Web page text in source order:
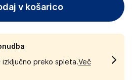
v košarico
izključno preko spleta.Več